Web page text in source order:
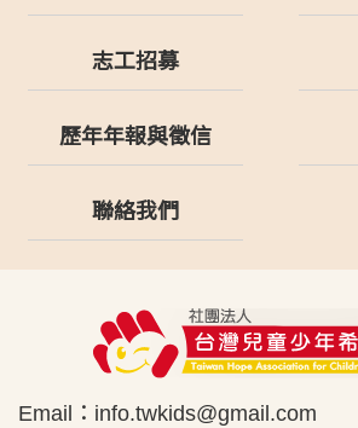
志工招募
歷年年報與徵信
聯絡我們
Email： info.twkids@gmail.com